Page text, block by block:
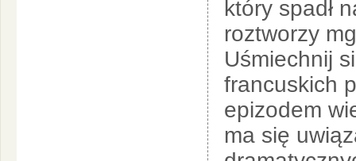
który spadł
roztworzy
Uśmiechnij
francuskich
epizodem
ma się